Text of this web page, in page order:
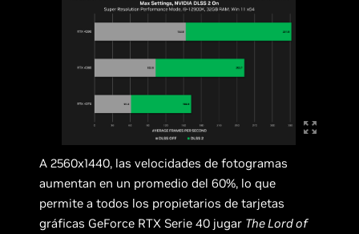
A 2560x1440, las velocidades de fotogramas
aumentan en un promedio del 60%, lo que
permite a todos los propietarios de tarjetas
gráficas GeForce RTX Serie 40 jugar The Lord of